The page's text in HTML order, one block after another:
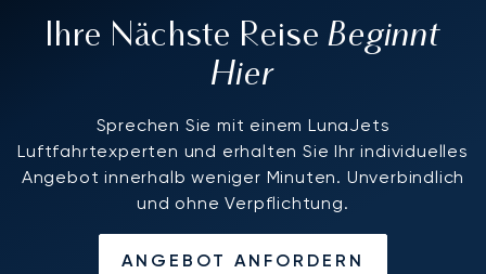
Ihre Nächste ReiseBeginnt
Hier
Sprechen Sie mit einem LunaJets
Luftfahrtexperten und erhalten Sie Ihr individuelles
Angebot innerhalb weniger Minuten. Unverbindlich
und ohne Verpflichtung.
ANGEBOT ANFORDERN